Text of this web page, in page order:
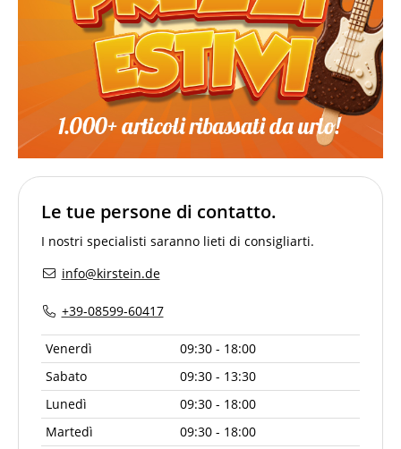
Le tue persone di contatto.
I nostri specialisti saranno lieti di consigliarti.
info@kirstein.de
+39-08599-60417
Venerdì
09:30 - 18:00
Sabato
09:30 - 13:30
Lunedì
09:30 - 18:00
Martedì
09:30 - 18:00